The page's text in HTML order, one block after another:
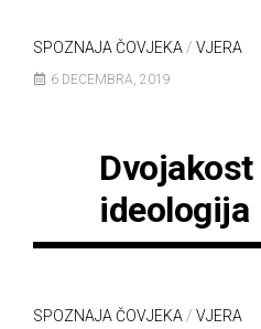
SPOZNAJA ČOVJEKA / VJERA
6 DECEMBRA, 2019
Dvojakost
ideologija
SPOZNAJA ČOVJEKA / VJERA